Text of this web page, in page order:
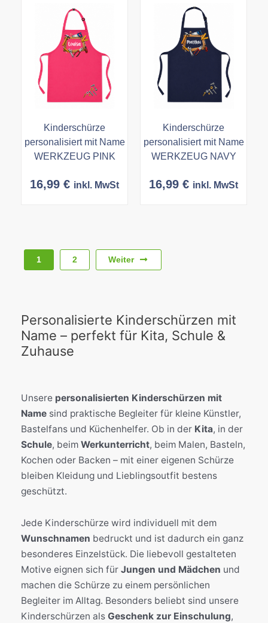
Kinderschürze
personalisiert mit Name
WERKZEUG PINK
16,99 € inkl. MwSt
Kinderschürze
personalisiert mit Name
WERKZEUG NAVY
16,99 € inkl. MwSt
1 2 Weiter
Personalisierte Kinderschürzen mit
Name – perfekt für Kita, Schule &
Zuhause
Unsere personalisierten Kinderschürzen mit
Name sind praktische Begleiter für kleine Künstler,
Bastelfans und Küchenhelfer. Ob in der Kita, in der
Schule, beim Werkunterricht, beim Malen, Basteln,
Kochen oder Backen – mit einer eigenen Schürze
bleiben Kleidung und Lieblingsoutfit bestens
geschützt.
Jede Kinderschürze wird individuell mit dem
Wunschnamen bedruckt und ist dadurch ein ganz
besonderes Einzelstück. Die liebevoll gestalteten
Motive eignen sich für Jungen und Mädchen und
machen die Schürze zu einem persönlichen
Begleiter im Alltag. Besonders beliebt sind unsere
Kinderschürzen als Geschenk zur Einschulung,